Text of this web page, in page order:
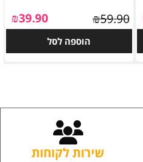
₪59.90
₪39.90
הוספה לסל
שירות לקוחות